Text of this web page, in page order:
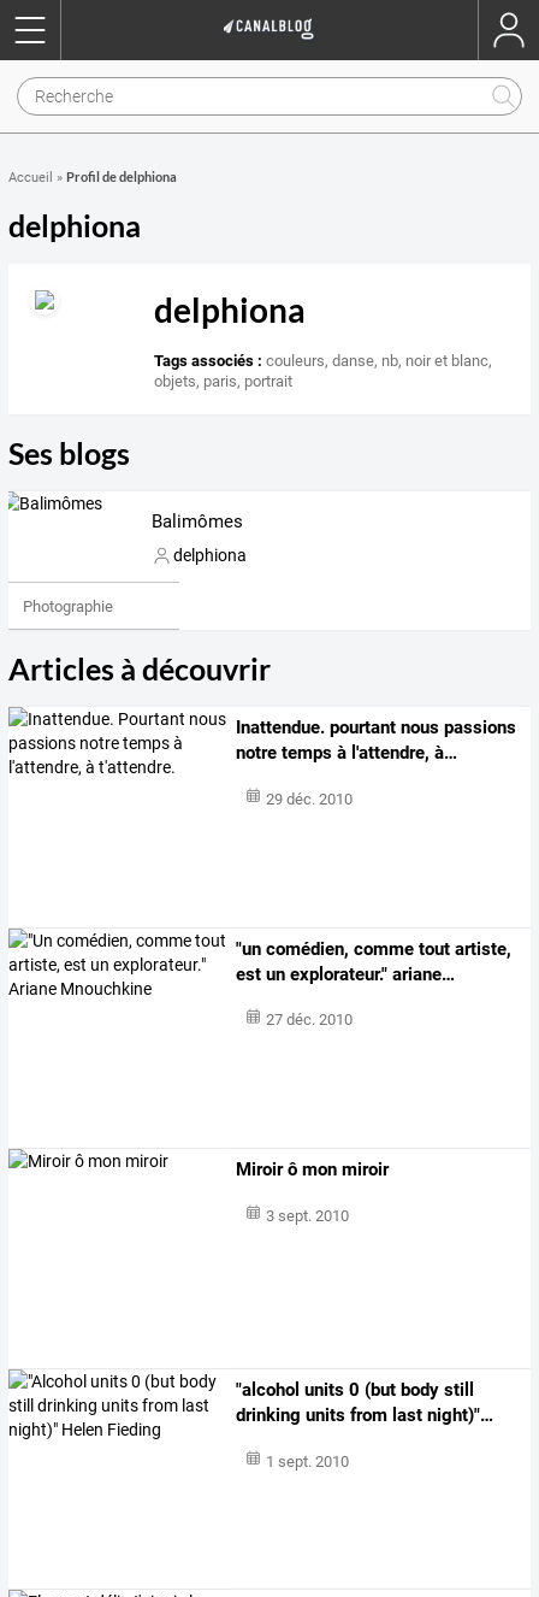
Accueil » Profil de delphiona
delphiona
delphiona
Tags associés : couleurs,danse, nb, noir et blanc,
objets, paris, portrait
Ses blogs
Balimômes
delphiona
Photographie
Articles à découvrir
Inattendue. pourtant nous passions
notre temps à l'attendre, à…
29 déc. 2010
"un comédien, comme tout artiste,
est un explorateur." ariane…
27 déc. 2010
Miroir ô mon miroir
3 sept. 2010
"alcohol units 0 (but body still
drinking units from last night)"…
1 sept. 2010